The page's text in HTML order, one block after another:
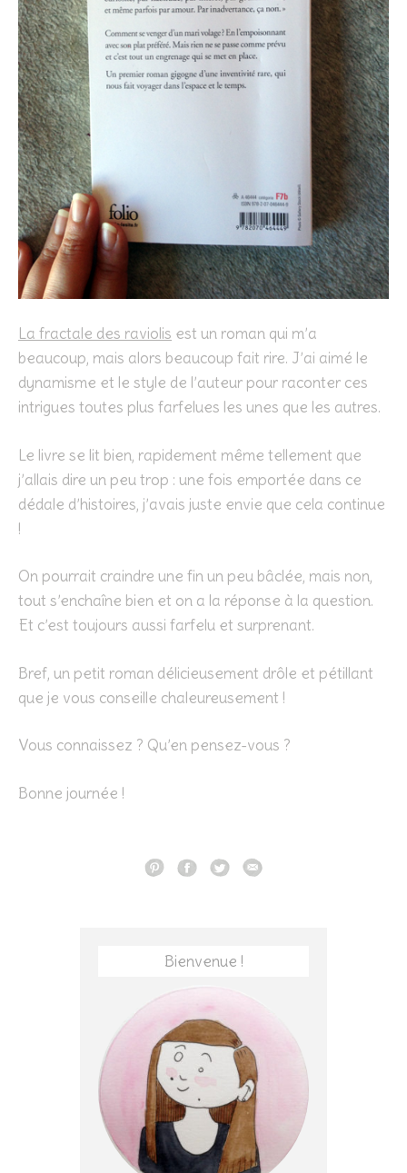
La fractale des raviolis est un roman qui m’a
beaucoup, mais alors beaucoup fait rire. J’ai aimé le
dynamisme et le style de l’auteur pour raconter ces
intrigues toutes plus farfelues les unes que les autres.
Le livre se lit bien, rapidement même tellement que
j’allais dire un peu trop : une fois emportée dans ce
dédale d’histoires, j’avais juste envie que cela continue
!
On pourrait craindre une fin un peu bâclée, mais non,
tout s’enchaîne bien et on a la réponse à la question.
Et c’est toujours aussi farfelu et surprenant.
Bref, un petit roman délicieusement drôle et pétillant
que je vous conseille chaleureusement !
Vous connaissez ? Qu’en pensez-vous ?
Bonne journée !
Bienvenue !